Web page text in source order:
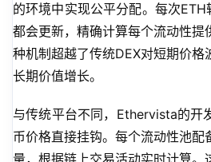
的环境中实现公平分配。每次ETH
都会更新，精确计算每个流动性提
种机制超越了传统DEX对短期价格
长期价值增长。
与传统平台不同，Ethervista的开
币价格直接挂钩。每个流动性池配